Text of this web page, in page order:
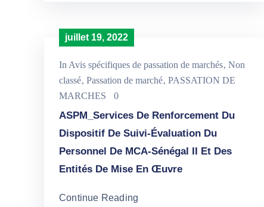
juillet 19, 2022
In Avis spécifiques de passation de marchés‚ Non
classé‚ Passation de marché‚ PASSATION DE
MARCHES
0
ASPM_Services De Renforcement Du
Dispositif De Suivi-Évaluation Du
Personnel De MCA-Sénégal II Et Des
Entités De Mise En Œuvre
Continue Reading